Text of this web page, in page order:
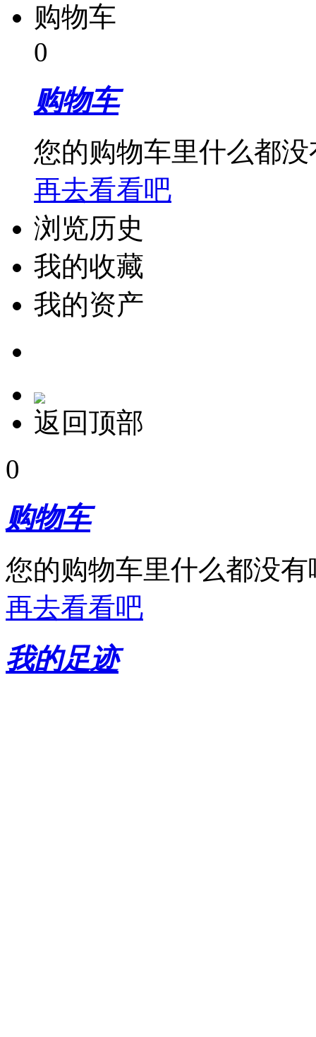
购物车
0
购物车
您的购物车里什么都没
再去看看吧
浏览历史
我的收藏
我的资产
返回顶部
0
购物车
您的购物车里什么都没有
再去看看吧
我的足迹